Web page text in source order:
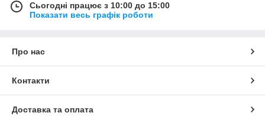
Сьогодні працює з 10:00 до 15:00
Показати весь графік роботи
Про нас
Контакти
Доставка та оплата